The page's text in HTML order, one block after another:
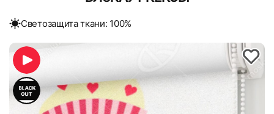
Cветозащита ткани: 100%